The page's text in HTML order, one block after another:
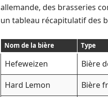
allemande, des brasseries
un tableau récapitulatif des
Nom de la bière Type
Hefeweizen Bière
Hard Lemon
Bière